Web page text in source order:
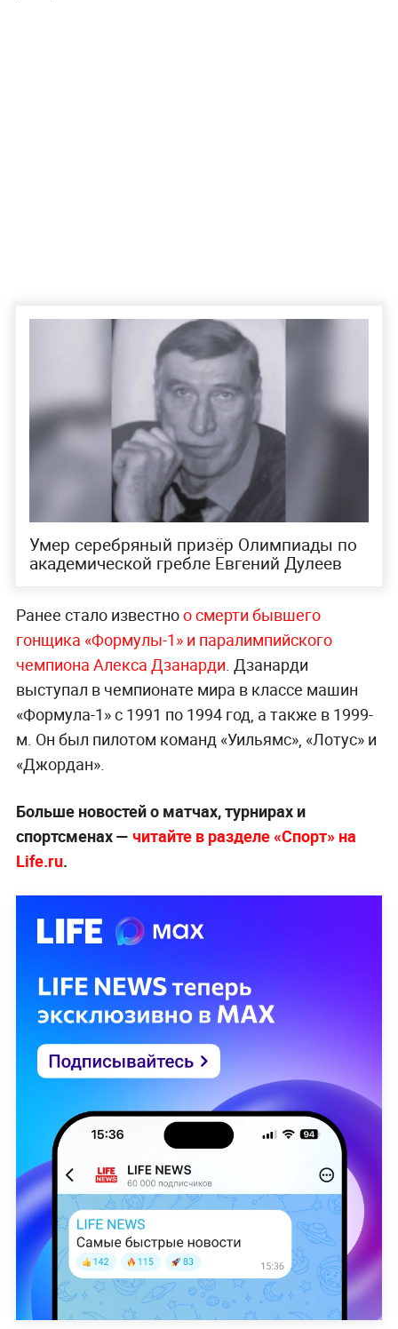
Умер серебряный призёр Олимпиады по
академической гребле Евгений Дулеев
Ранее стало известноо смерти бывшего
гонщика «Формулы-1» и паралимпийского
чемпиона Алекса Дзанарди. Дзанарди
выступал в чемпионате мира в классе машин
«Формула-1» с 1991 по 1994 год, а также в 1999-
м. Он был пилотом команд «Уильямс», «Лотус» и
«Джордан».
Больше новостей о матчах, турнирах и
спортсменах — читайте в разделе «Спорт» на
Life.ru.